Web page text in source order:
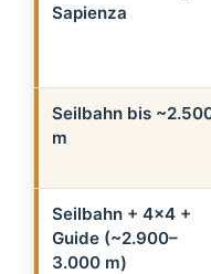
Sapienza
Seilbahn bis
m
Seilbahn + 4×4 +
Guide (~2.900–
3.000 m)